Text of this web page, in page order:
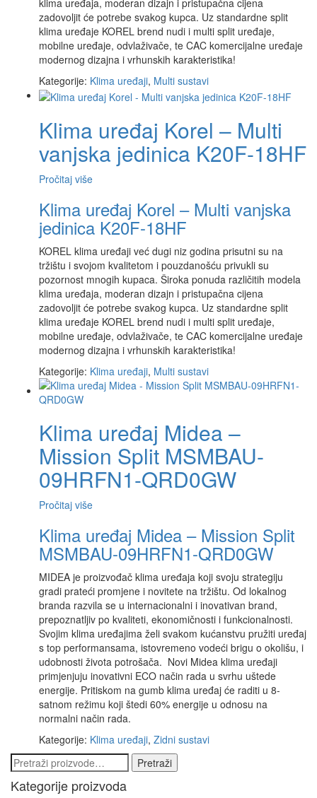
klima uređaja, moderan dizajn i pristupačna cijena
zadovoljit će potrebe svakog kupca. Uz standardne split
klima uređaje KOREL brend nudi i multi split uređaje,
mobilne uređaje, odvlaživače, te CAC komercijalne uređaje
modernog dizajna i vrhunskih karakteristika!
Kategorije: Klima uređaji, Multi sustavi
Klima uređaj Korel – Multi
vanjska jedinica K20F-18HF
Pročitaj više
Klima uređaj Korel – Multi vanjska
jedinica K20F-18HF
KOREL klima uređaji već dugi niz godina prisutni su na
tržištu i svojom kvalitetom i pouzdanošću privukli su
pozornost mnogih kupaca. Široka ponuda različitih modela
klima uređaja, moderan dizajn i pristupačna cijena
zadovoljit će potrebe svakog kupca. Uz standardne split
klima uređaje KOREL brend nudi i multi split uređaje,
mobilne uređaje, odvlaživače, te CAC komercijalne uređaje
modernog dizajna i vrhunskih karakteristika!
Kategorije: Klima uređaji, Multi sustavi
Klima uređaj Midea –
Mission Split MSMBAU-
09HRFN1-QRD0GW
Pročitaj više
Klima uređaj Midea – Mission Split
MSMBAU-09HRFN1-QRD0GW
MIDEA je proizvođač klima uređaja koji svoju strategiju
gradi prateći promjene i novitete na tržištu. Od lokalnog
branda razvila se u internacionalni i inovativan brand,
prepoznatljiv po kvaliteti, ekonomičnosti i funkcionalnosti.
Svojim klima uređajima želi svakom kućanstvu pružiti uređaj
s top performansama, istovremeno vodeći brigu o okolišu, i
udobnosti života potrošača. Novi Midea klima uređaji
primjenjuju inovativni ECO način rada u svrhu uštede
energije. Pritiskom na gumb klima uređaj će raditi u 8-
satnom režimu koji štedi 60% energije u odnosu na
normalni način rada.
Kategorije: Klima uređaji, Zidni sustavi
Pretraži:
Pretraži
Kategorije proizvoda